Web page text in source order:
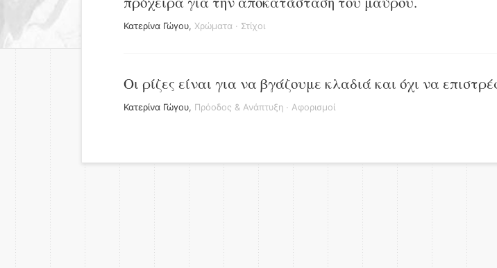
Κατερίνα Γώγου, Χρώματα · Στίχοι
Οι ρίζες είναι για να βγάζουμε κλαδιά και όχι να
Κατερίνα Γώγου, Πρόοδος & Ανάπτυξη · Αφορισμοί